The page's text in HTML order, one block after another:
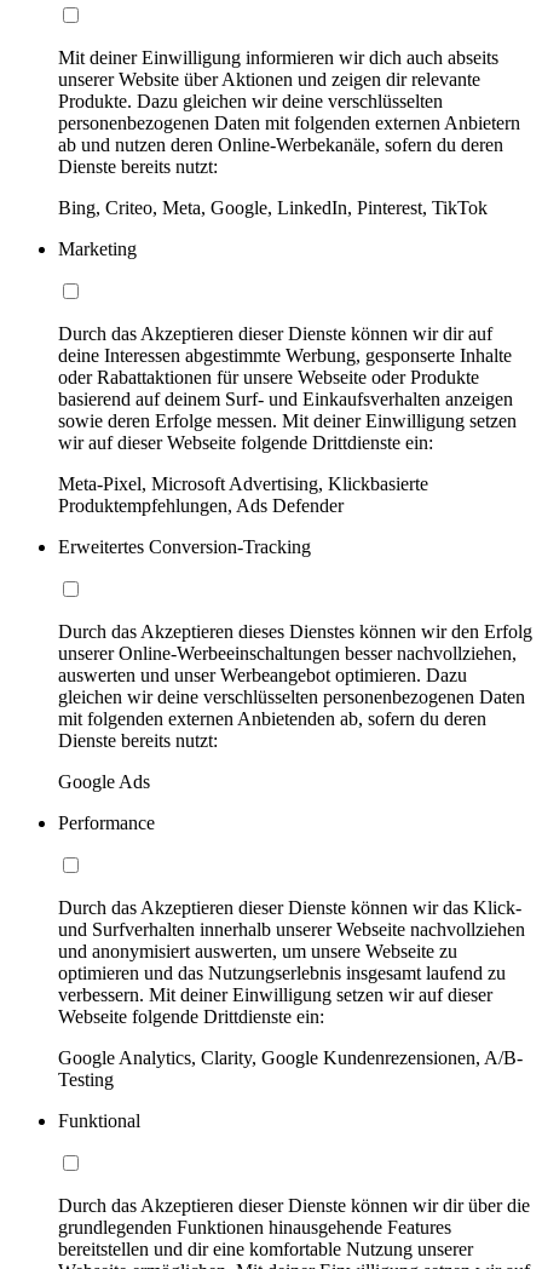
Mit deiner Einwilligung informieren wir dich auch abseits
unserer Website über Aktionen und zeigen dir relevante
Produkte. Dazu gleichen wir deine verschlüsselten
personenbezogenen Daten mit folgenden externen Anbietern
ab und nutzen deren Online-Werbekanäle, sofern du deren
Dienste bereits nutzt:
Bing, Criteo, Meta, Google, LinkedIn, Pinterest, TikTok
Marketing
Durch das Akzeptieren dieser Dienste können wir dir auf
deine Interessen abgestimmte Werbung, gesponserte Inhalte
oder Rabattaktionen für unsere Webseite oder Produkte
basierend auf deinem Surf- und Einkaufsverhalten anzeigen
sowie deren Erfolge messen. Mit deiner Einwilligung setzen
wir auf dieser Webseite folgende Drittdienste ein:
Meta-Pixel, Microsoft Advertising, Klickbasierte
Produktempfehlungen, Ads Defender
Erweitertes Conversion-Tracking
Durch das Akzeptieren dieses Dienstes können wir den Erfolg
unserer Online-Werbeeinschaltungen besser nachvollziehen,
auswerten und unser Werbeangebot optimieren. Dazu
gleichen wir deine verschlüsselten personenbezogenen Daten
mit folgenden externen Anbietenden ab, sofern du deren
Dienste bereits nutzt:
Google Ads
Performance
Durch das Akzeptieren dieser Dienste können wir das Klick-
und Surfverhalten innerhalb unserer Webseite nachvollziehen
und anonymisiert auswerten, um unsere Webseite zu
optimieren und das Nutzungserlebnis insgesamt laufend zu
verbessern. Mit deiner Einwilligung setzen wir auf dieser
Webseite folgende Drittdienste ein:
Google Analytics, Clarity, Google Kundenrezensionen, A/B-
Testing
Funktional
Durch das Akzeptieren dieser Dienste können wir dir über die
grundlegenden Funktionen hinausgehende Features
bereitstellen und dir eine komfortable Nutzung unserer